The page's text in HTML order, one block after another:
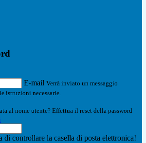
E-mail Verrà inviato un messaggio
istruzioni necessarie.
al nome utente? Effettua il reset della password
di controllare la casella di posta elettronica!